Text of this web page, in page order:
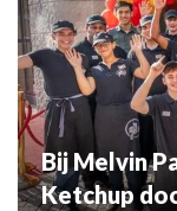
Bij Melvin
Ketchup